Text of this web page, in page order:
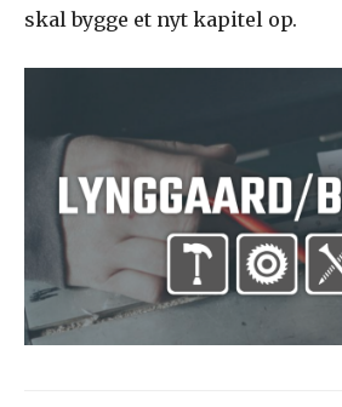
skal bygge et nyt kapitel op.